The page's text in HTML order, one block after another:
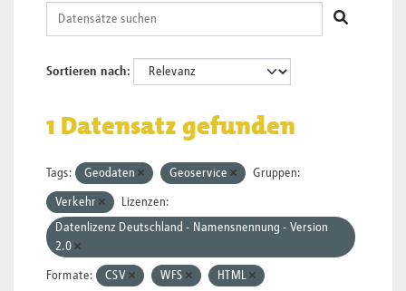
Sortieren nach
1 Datensatz gefunden
Tags: Geodaten Geoservice Gruppen:
Verkehr
Lizenzen:
Datenlizenz Deutschland - Namensnennung - Version
2.0
Formate: CSV WFS HTML